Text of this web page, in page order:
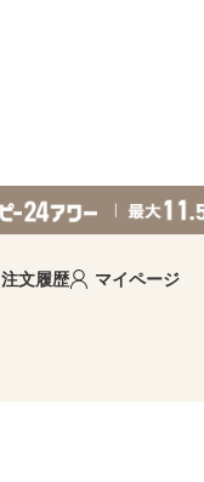
注文履歴 マイページ